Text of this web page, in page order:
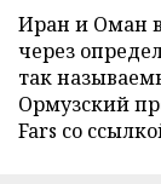
Иран и Оман в
через
так
Ормузский
Fars со